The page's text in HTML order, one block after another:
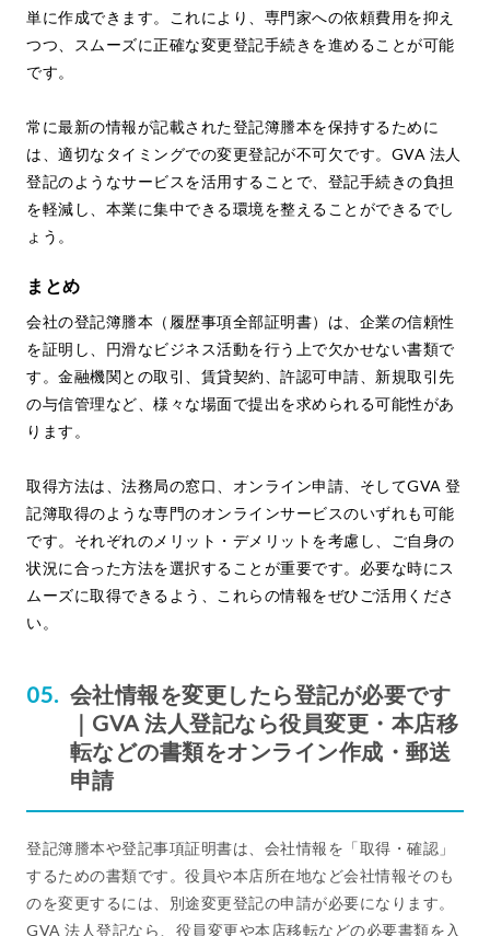
単に作成できます。これにより、専門家への依頼費用を抑え
つつ、スムーズに正確な変更登記手続きを進めることが可能
です。
常に最新の情報が記載された登記簿謄本を保持するために
は、適切なタイミングでの変更登記が不可欠です。GVA 法人
登記のようなサービスを活用することで、登記手続きの負担
を軽減し、本業に集中できる環境を整えることができるでし
ょう。
まとめ
会社の登記簿謄本（履歴事項全部証明書）は、企業の信頼性
を証明し、円滑なビジネス活動を行う上で欠かせない書類で
す。金融機関との取引、賃貸契約、許認可申請、新規取引先
の与信管理など、様々な場面で提出を求められる可能性があ
ります。
取得方法は、法務局の窓口、オンライン申請、そしてGVA 登
記簿取得のような専門のオンラインサービスのいずれも可能
です。それぞれのメリット・デメリットを考慮し、ご自身の
状況に合った方法を選択することが重要です。必要な時にス
ムーズに取得できるよう、これらの情報をぜひご活用くださ
い。
会社情報を変更したら登記が必要です
｜GVA 法人登記なら役員変更・本店移
転などの書類をオンライン作成・郵送
申請
登記簿謄本や登記事項証明書は、会社情報を「取得・確認」
するための書類です。役員や本店所在地など会社情報そのも
のを変更するには、別途変更登記の申請が必要になります。
GVA 法人登記なら、役員変更や本店移転などの必要書類を入